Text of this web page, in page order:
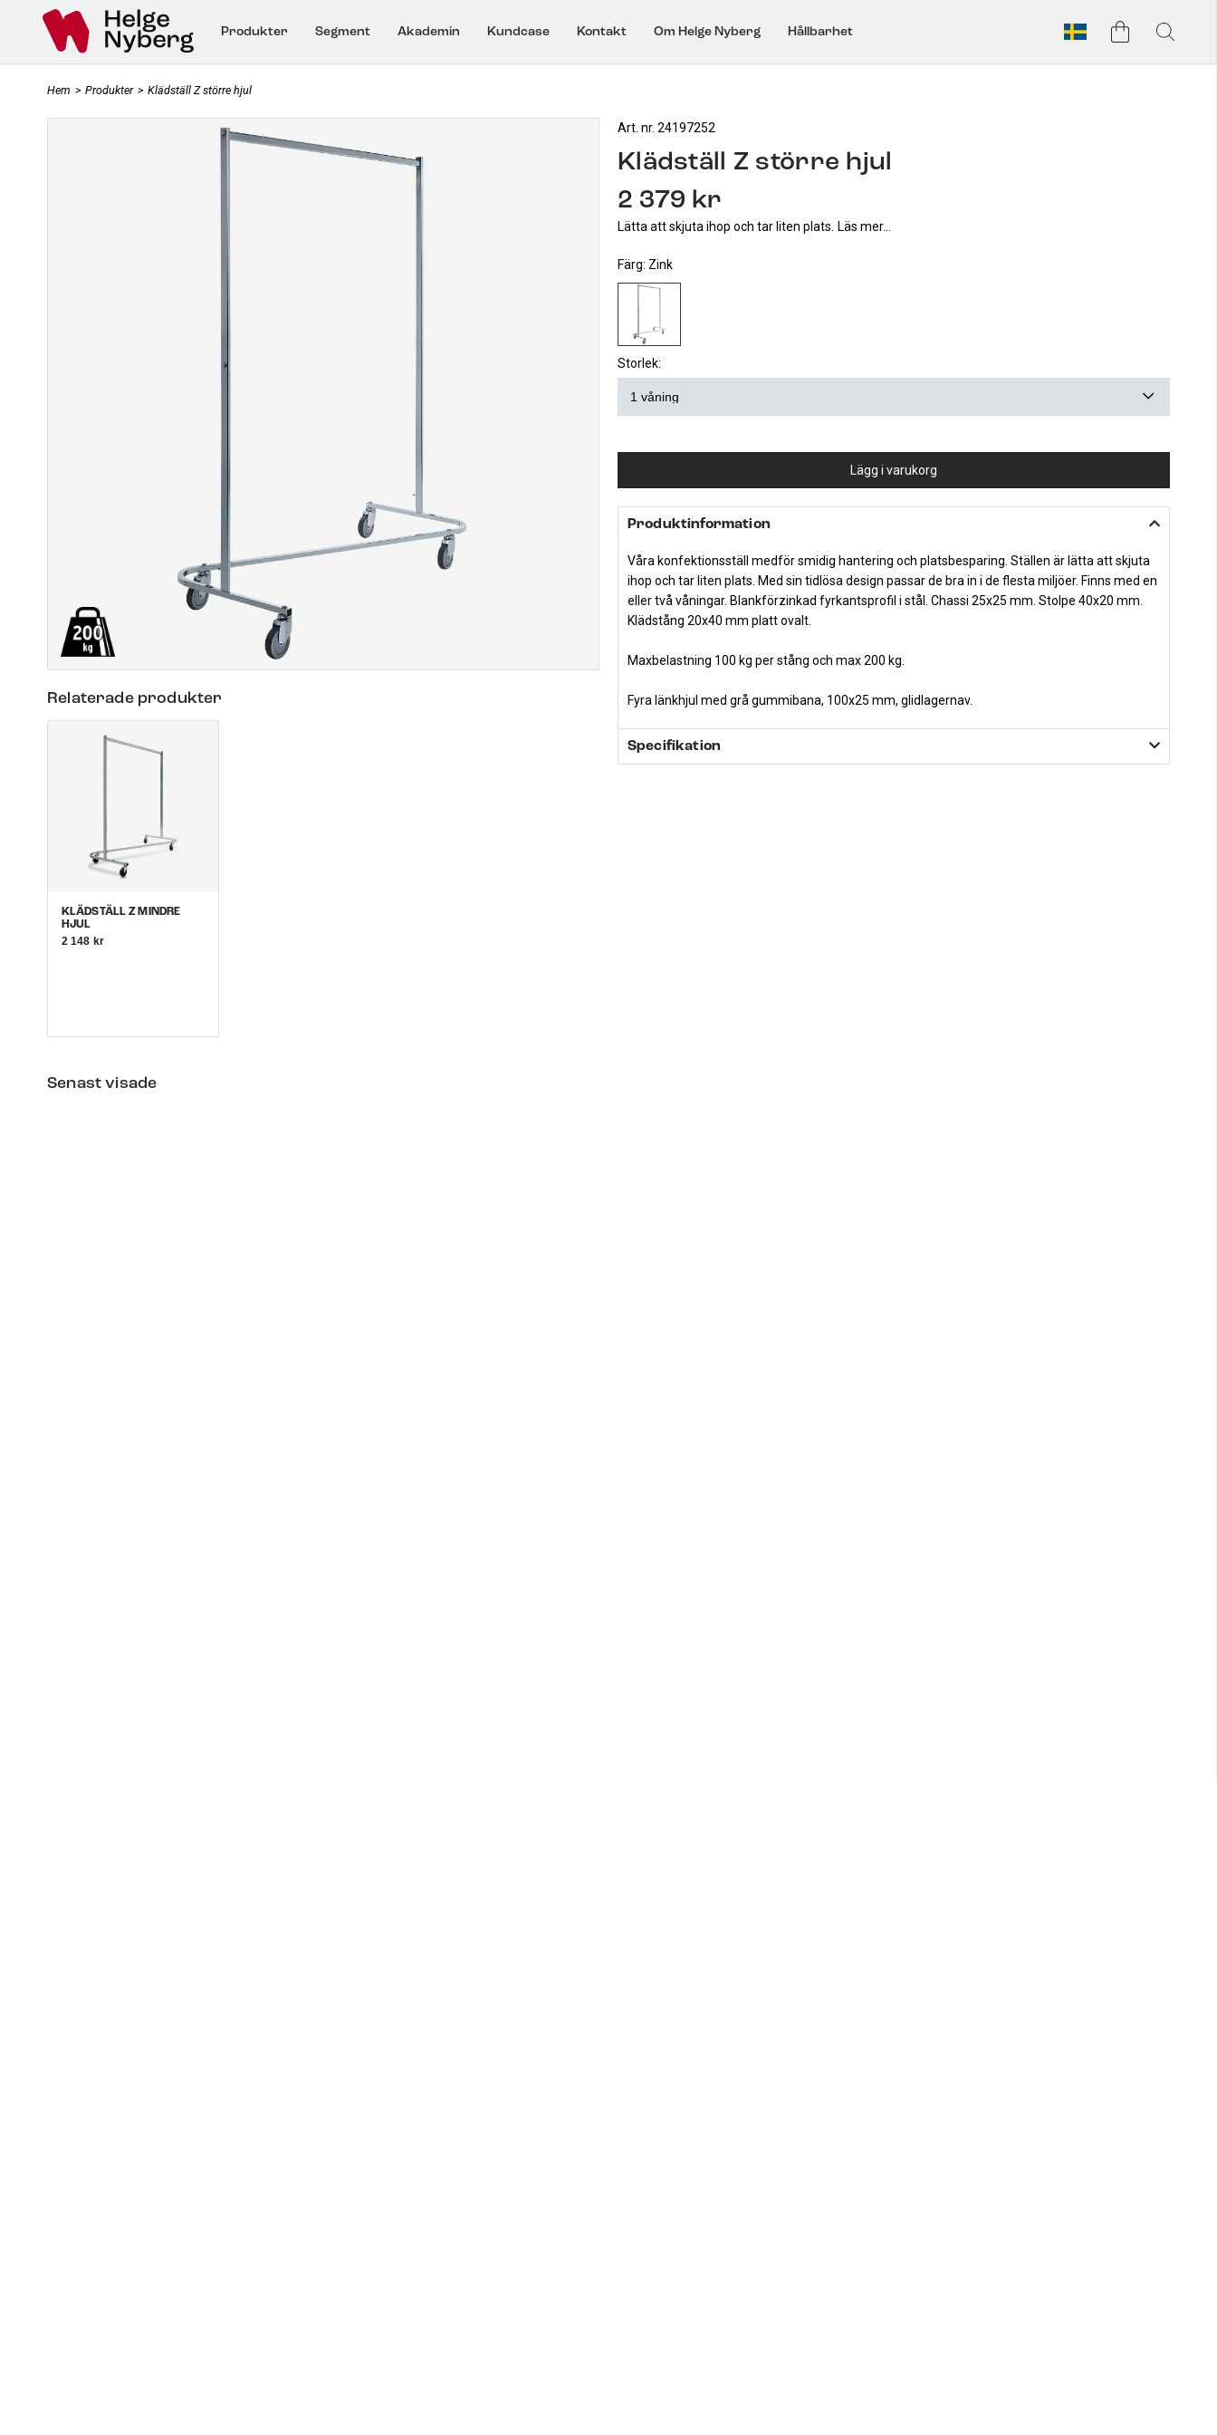
Produkter Segment Akademin Kundcase Kontakt Om Helge Nyberg Hållbarhet
Hem > Produkter > Klädställ Z större hjul
Relaterade produkter
KLÄDSTÄLL Z MINDRE
HJUL
2 148 kr
Art. nr. 24197252
Klädställ Z större hjul
2 379 kr
Lätta att skjuta ihop och tar liten plats. Läs mer...
Färg: Zink
Storlek:
Lägg i varukorg
Produktinformation
Våra konfektionsställ medför smidig hantering och platsbesparing. Ställen är lätta att skjuta
ihop och tar liten plats. Med sin tidlösa design passar de bra in i de flesta miljöer. Finns med en
eller två våningar. Blankförzinkad fyrkantsprofil i stål. Chassi 25x25 mm. Stolpe 40x20 mm.
Klädstång 20x40 mm platt ovalt.
Maxbelastning 100 kg per stång och max 200 kg.
Fyra länkhjul med grå gummibana, 100x25 mm, glidlagernav.
Specifikation
Senast visade